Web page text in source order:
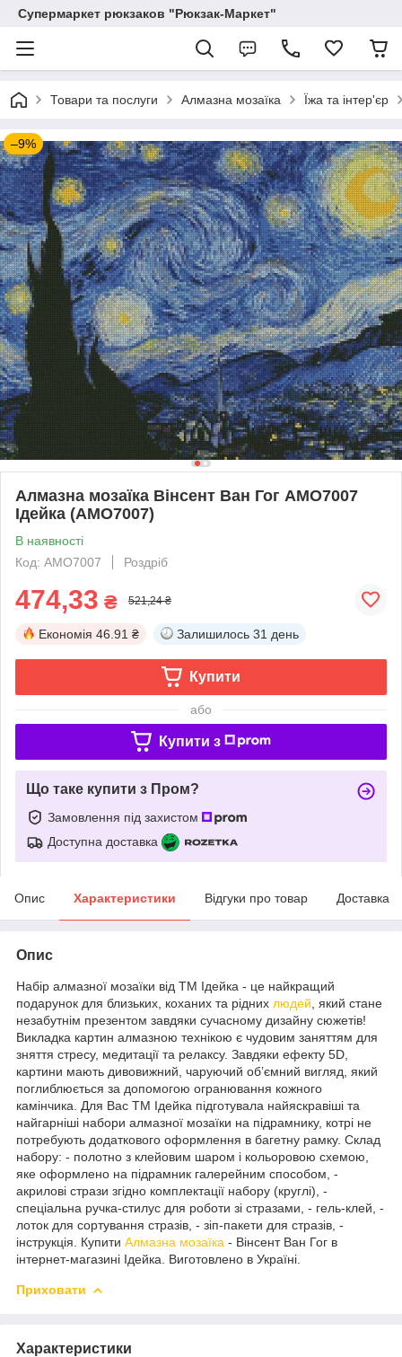
Супермаркет рюкзаков "Рюкзак-Маркет"
Товари та послуги Алмазна мозаїка Їжа та інтер'єр
–9%
Алмазна мозаїка Вінсент Ван Гог AMO7007
Ідейка (AMO7007)
В наявності
Код: AMO7007
Роздріб
474,33 ₴ 521,24 ₴
Економія 46.91 ₴ Залишилось 31 день
Купити
або
Купити з
Що таке купити з Пром?
Замовлення під захистом
Доступна доставка
Опис Характеристики Відгуки про товар Доставка
Опис
Набір алмазної мозаїки від ТМ Ідейка - це найкращий
подарунок для близьких, коханих та рідних людей , який стане
незабутнім презентом завдяки сучасному дизайну сюжетів!
Викладка картин алмазною технікою є чудовим заняттям для
зняття стресу, медитації та релаксу. Завдяки ефекту 5D,
картини мають дивовижний, чаруючий об’ємний вигляд, який
поглиблюється за допомогою огранювання кожного
камінчика. Для Вас ТМ Ідейка підготувала найяскравіші та
найгарніші набори алмазної мозаїки на підрамнику, котрі не
потребують додаткового оформлення в багетну рамку. Склад
набору: - полотно з клейовим шаром і кольоровою схемою,
яке оформлено на підрамник галерейним способом, -
акрилові стрази згідно комплектації набору (круглі), -
спеціальна ручка-стилус для роботи зі стразами, - гель-клей, -
лоток для сортування стразів, - зіп-пакети для стразів, -
інструкція. Купити Алмазна мозаїка - Вінсент Ван Гог в
інтернет-магазині Ідейка. Виготовлено в Україні.
Приховати
Характеристики